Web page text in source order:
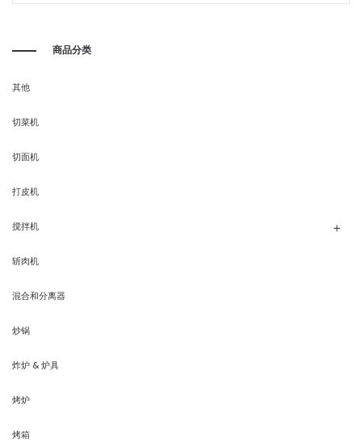
商品分类
其他
切菜机
切面机
打皮机
搅拌机
斩肉机
混合和分离器
炒锅
炸炉 & 炉具
烤炉
烤箱